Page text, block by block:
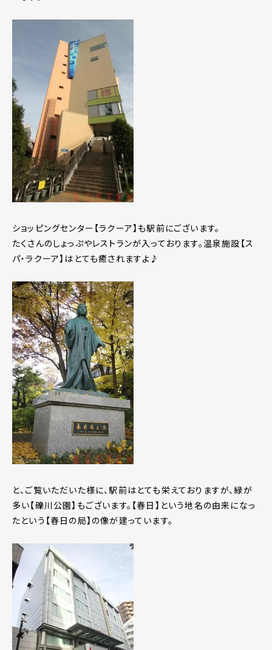
ショッピングセンター【ラクーア】も駅前にございます。
たくさんのしょっぷやレストランが入っております。温泉施設【ス
パ・ラクーア】はとても癒されますよ♪
と、ご覧いただいた様に、駅前はとても栄えておりますが、緑が
多い【礫川公園】もございます。【春日】という地名の由来になっ
たという【春日の局】の像が建っています。